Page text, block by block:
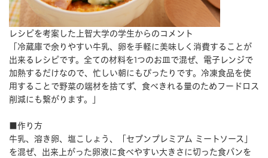
レシピを考案した上智大学の学生からのコメント
「冷蔵庫で余りやすい牛乳、卵を手軽に美味しく消費することが
出来るレシピです。全ての材料を1つのお皿で混ぜ、電子レンジで
加熱するだけなので、忙しい朝にもぴったりです。冷凍食品を使
用することで野菜の端材を捨てず、食べきれる量のためフードロス
削減にも繋がります。」
■作り方
牛乳、溶き卵、塩こしょう、「セブンプレミアム ミートソース」
を混ぜ、出来上がった卵液に食べやすい大きさに切った食パンを